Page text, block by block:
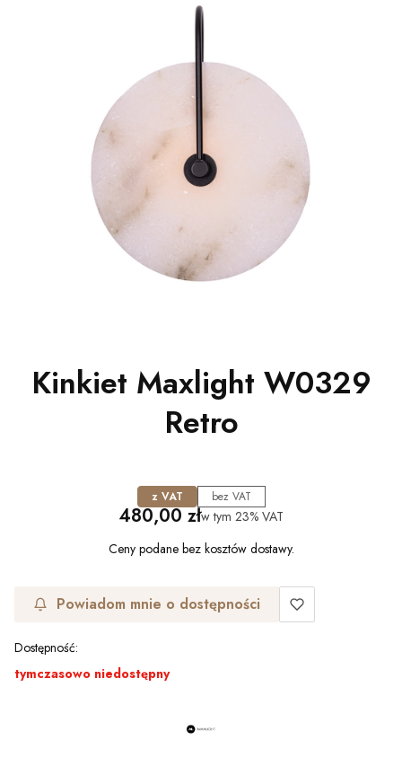
Kinkiet Maxlight W0329
Retro
z VAT bez VAT
Cena
480,00 złw tym 23% VAT
Ceny podane bez kosztów dostawy.
Powiadom mnie o dostępności
Dostępność:
tymczasowo niedostępny